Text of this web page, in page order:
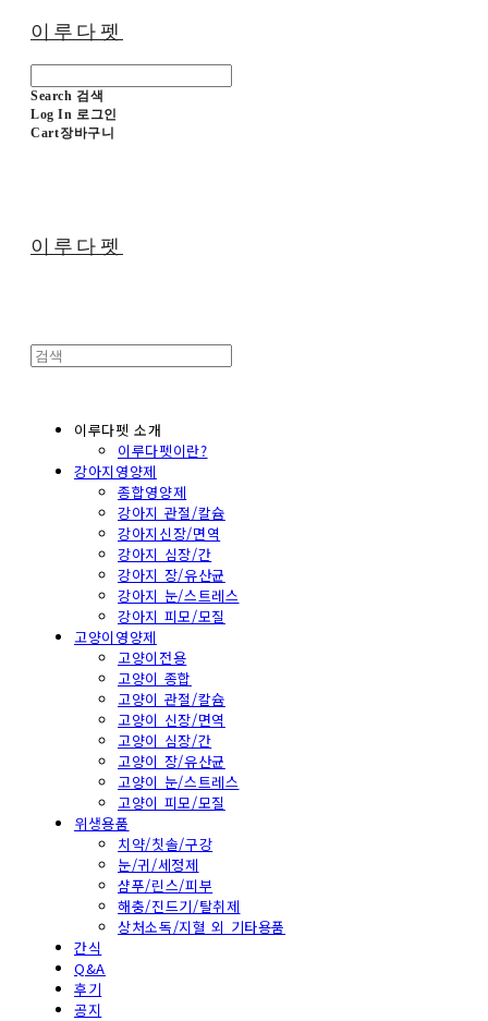
이루다펫
Search 검색
Log In 로그인
Cart장바구니
이루다펫
이루다펫 소개
이루다펫이란?
강아지영양제
종합영양제
강아지 관절/칼슘
강아지신장/면역
강아지 심장/간
강아지 장/유산균
강아지 눈/스트레스
강아지 피모/모질
고양이영양제
고양이전용
고양이 종합
고양이 관절/칼슘
고양이 신장/면역
고양이 심장/간
고양이 장/유산균
고양이 눈/스트레스
고양이 피모/모질
위생용품
치약/칫솔/구강
눈/귀/세정제
샴푸/린스/피부
해충/진드기/탈취제
상처소독/지혈 외 기타용품
간식
Q&A
후기
공지